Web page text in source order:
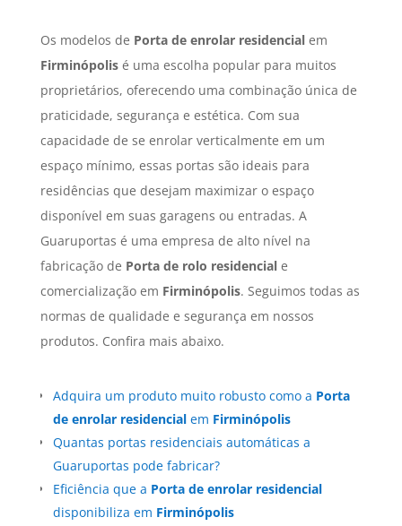
Os modelos de Porta de enrolar residencialem
Firminópolisé uma escolha popular para muitos
proprietários, oferecendo uma combinação única de
praticidade, segurança e estética. Com sua
capacidade de se enrolar verticalmente em um
espaço mínimo, essas portas são ideais para
residências que desejam maximizar o espaço
disponível em suas garagens ou entradas. A
Guaruportas é uma empresa de alto nível na
fabricação de Porta de rolo residenciale
comercialização em Firminópolis. Seguimos todas as
normas de qualidade e segurança em nossos
produtos. Confira mais abaixo.
Adquira um produto muito robusto como a Porta
de enrolar residencialem Firminópolis
Quantas portas residenciais automáticas a
Guaruportas pode fabricar?
Eficiência que a Porta de enrolar residencial
disponibiliza em Firminópolis